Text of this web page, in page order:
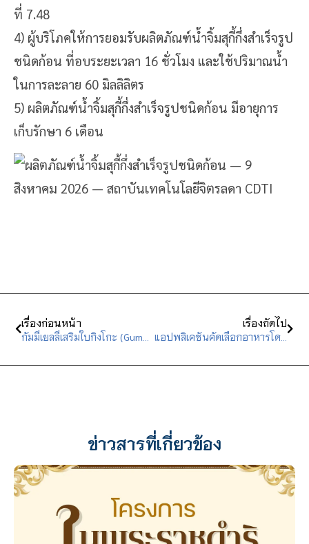
ที่ 7.48
4) ผู้บริโภคให้การยอมรับผลิตภัณฑ์น้ำจิ้มสุกี้กึ่งสำเร็จรูป
ชนิดก้อน ที่อบระยะเวลา 16 ชั่วโมง และใช้ปริมาณน้ำ
ในการละลาย 60 มิลลิลิตร
5) ผลิตภัณฑ์น้ำจิ้มสุกี้กึ่งสำเร็จรูปชนิดก้อน มีอายุการ
เก็บรักษา 6 เดือน
เรื่องก่อนหน้า เรื่องถัดไป
แอปพลิเคชันคัดเลือกอาหารโดยการสุ่ม
ข่าวสารที่เกี่ยวข้อง